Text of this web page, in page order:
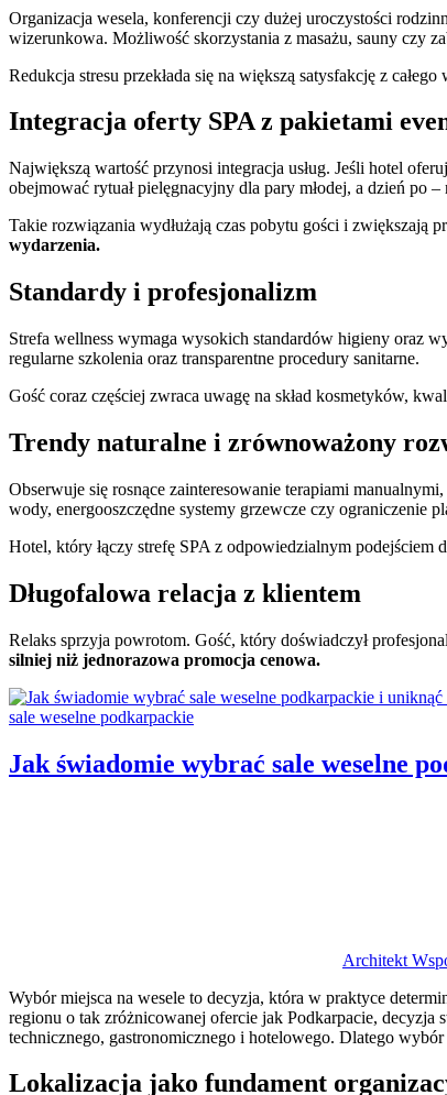
Organizacja wesela, konferencji czy dużej uroczystości
wizerunkowa. Możliwość skorzystania z masażu, sauny czy
Redukcja stresu przekłada się na większą satysfakcję z
Integracja oferty SPA z pakietami
Największą wartość przynosi integracja usług. Jeśli hotel
obejmować rytuał pielęgnacyjny dla pary młodej, a dzień po
Takie rozwiązania wydłużają czas pobytu gości i zwiększają
wydarzenia.
Standardy i profesjonalizm
Strefa wellness wymaga wysokich standardów higieny oraz
regularne szkolenia oraz transparentne procedury sanitarne.
Gość coraz częściej zwraca uwagę na skład kosmetyków,
Trendy naturalne i zrównoważony
Obserwuje się rosnące zainteresowanie terapiami
wody, energooszczędne systemy grzewcze czy ograniczenie
Hotel, który łączy strefę SPA z odpowiedzialnym podejściem
Długofalowa relacja z klientem
Relaks sprzyja powrotom. Gość, który doświadczył
silniej niż jednorazowa promocja cenowa.
Categories:
sale weselne podkarpackie
Jak świadomie wybrać sale weselne
Architekt
Wybór miejsca na wesele to decyzja, która w praktyce
regionu o tak zróżnicowanej ofercie jak Podkarpacie, decyzja
technicznego, gastronomicznego i hotelowego. Dlatego
Lokalizacja jako fundament